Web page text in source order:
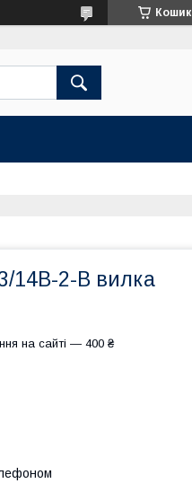
Кошик
14В-2-В вилка
на сайті — 400 ₴